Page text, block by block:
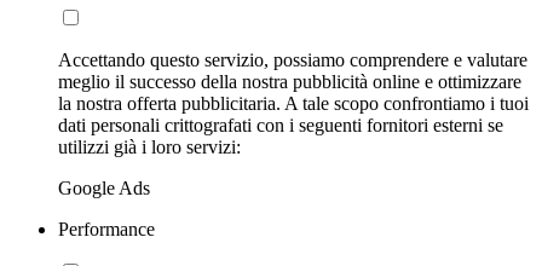
Accettando questo servizio, possiamo comprendere e valutare
meglio il successo della nostra pubblicità online e ottimizzare
la nostra offerta pubblicitaria. A tale scopo confrontiamo i tuoi
dati personali crittografati con i seguenti fornitori esterni se
utilizzi già i loro servizi:
Google Ads
Performance